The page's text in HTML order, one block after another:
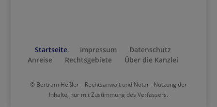
Startseite Impressum
Datenschutz
Anreise
Rechtsgebiete Über die Kanzlei
© Bertram Heßler – Rechtsanwalt und Notar– Nutzung der
Inhalte, nur mit Zustimmung des Verfassers.